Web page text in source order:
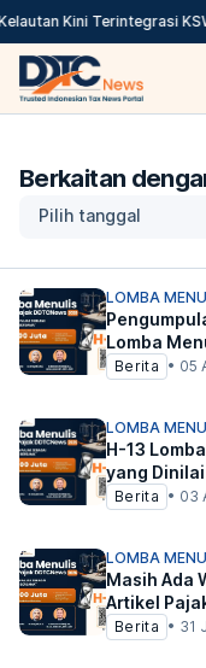
Kini Terintegrasi
Berkaitan
Pilih tanggal
LOMBA
Lomba
Berita • 05
LOMBA
H-13
yang
Berita • 03
LOMBA
Masih Ada
Artikel
Berita • 31